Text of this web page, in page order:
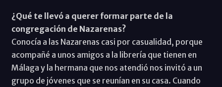
¿Qué te llevó a querer formar parte de la
congregación de Nazarenas?
Conocía a las Nazarenas casi por casualidad, porque
acompañé a unos amigos a la librería que tienen en
Málaga y la hermana que nos atendió nos invitó a un
grupo de jóvenes que se reunían en su casa. Cuando